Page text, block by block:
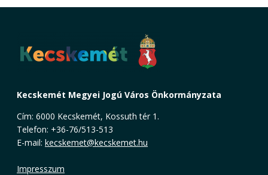
Kecskemét Megyei Jogú Város Önkormányzata
Cím: 6000 Kecskemét, Kossuth tér 1.
Telefon: +36-76/513-513
E-mail: kecskemet@kecskemet.hu
Impresszum